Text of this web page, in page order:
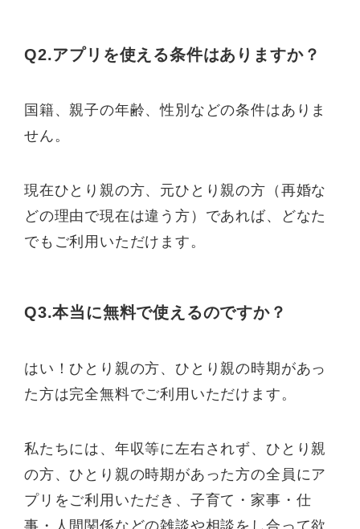
Q2.アプリを使える条件はありますか？
国籍、親子の年齢、性別などの条件はありま
せん。
現在ひとり親の方、元ひとり親の方（再婚な
どの理由で現在は違う方）であれば、どなた
でもご利用いただけます。
Q3.本当に無料で使えるのですか？
はい！ひとり親の方、ひとり親の時期があっ
た方は完全無料でご利用いただけます。
私たちには、年収等に左右されず、ひとり親
の方、ひとり親の時期があった方の全員にア
プリをご利用いただき、子育て・家事・仕
事・人間関係などの雑談や相談をし合って欲